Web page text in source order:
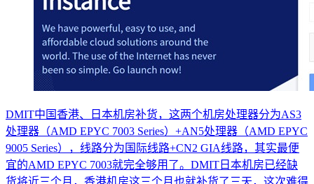
DMIT中国香港、日本机房补货，这两个机房处理器分为AS3
处理器（AMD EPYC 7003 Series）+AN5处理器（AMD EPYC
9005 Series），线路分为国际线路+CN2 GIA线路，其实最便
宜的AMD EPYC 7003就完全够用了。DMIT日本机房已经缺